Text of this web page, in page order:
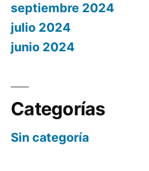
septiembre 2024
julio 2024
junio 2024
Categorías
Sin categoría